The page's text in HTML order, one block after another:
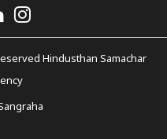
Hindusthan Samachar